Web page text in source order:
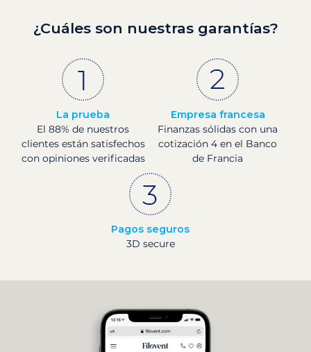
¿Cuáles son nuestras garantías?
La prueba
El 88% de nuestros
clientes están satisfechos
con opiniones verificadas
Empresa francesa
Finanzas sólidas con una
cotización 4 en el Banco
de Francia
Pagos seguros
3D secure